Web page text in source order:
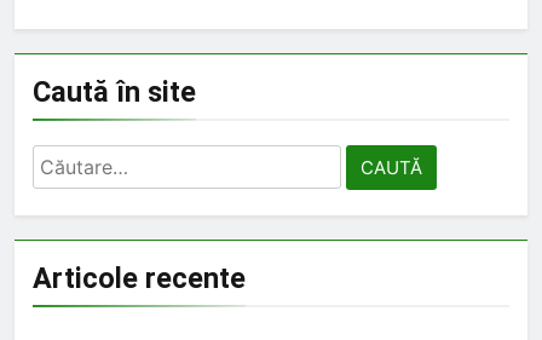
Caută în site
Caută
după:
Articole recente